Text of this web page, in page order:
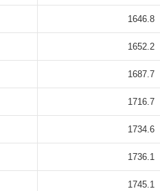
1646.8
1652.2
1687.7
1716.7
1734.6
1736.1
1745.1